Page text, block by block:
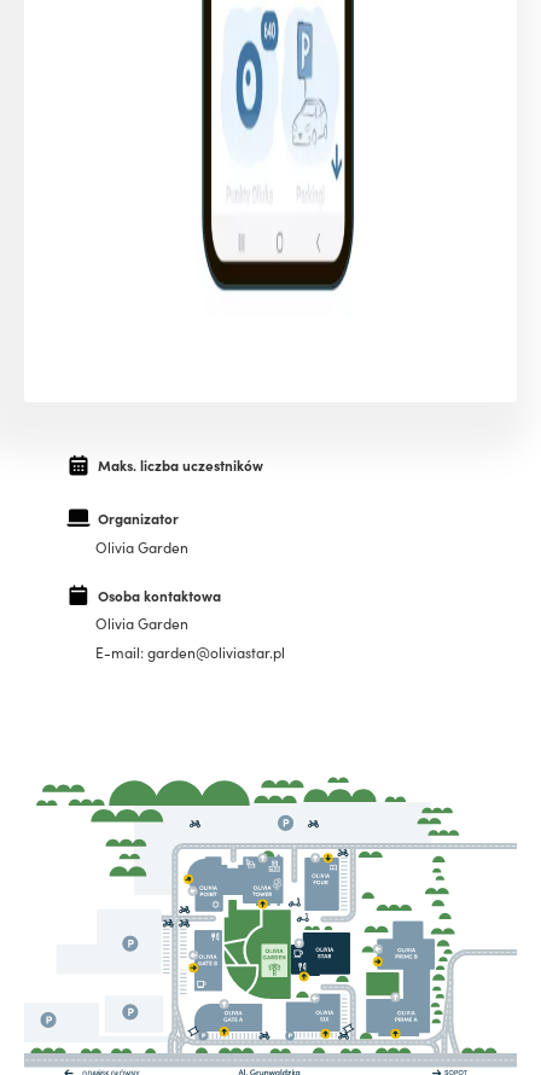
Maks. liczba uczestników
Organizator
Olivia Garden
Osoba kontaktowa
Olivia Garden
E-mail: garden@oliviastar.pl